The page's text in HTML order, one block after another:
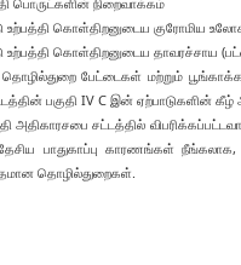
கொள்திறனுடைய குரோமிய
உற்பத்தி கொள்திறனுடைய தாவரச்சாய
தொழில்துறை பேட்டைகள் மற்றும்
பகுதி IV C இன் ஏற்பாடுகளின்
சட்டத்தில்
தேசிய பாதுகாப்பு காரணங்கள்
தொழில்துறைகள்.